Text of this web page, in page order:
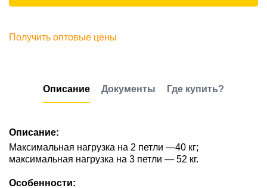
Получить оптовые цены
Описание Документы Где купить?
Описание:
Максимальная нагрузка на 2 петли —40 кг;
максимальная нагрузка на 3 петли — 52 кг.
Особенности: